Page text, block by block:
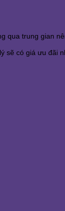
qua trung gian
sẽ có giá ưu đãi